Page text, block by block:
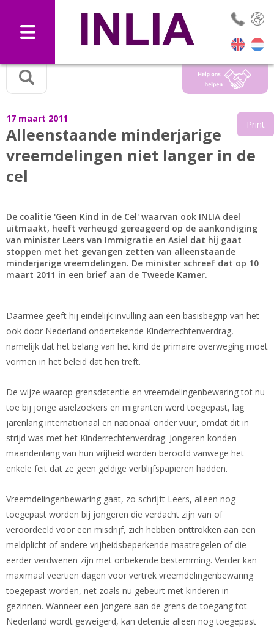
17 maart 2011
Alleenstaande minderjarige
vreemdelingen niet langer in de
cel
Print
De coalitie 'Geen Kind in de Cel' waarvan ook INLIA deel
uitmaakt, heeft verheugd gereageerd op de aankondiging
van minister Leers van Immigratie en Asiel dat hij gaat
stoppen met het gevangen zetten van alleenstaande
minderjarige vreemdelingen. De minister schreef dat op 10
maart 2011 in een brief aan de Tweede Kamer.
Daarmee geeft hij eindelijk invulling aan een basisbegrip van het
ook door Nederland ondertekende Kinderrechtenverdrag,
namelijk dat het belang van het kind de primaire overweging moet
vormen in het beleid dat hen treft.
De wijze waarop grensdetentie en vreemdelingenbewaring tot nu
toe bij jonge asielzoekers en migranten werd toegepast, lag
jarenlang internationaal en nationaal onder vuur, omdat dit in
strijd was met het Kinderrechtenverdrag. Jongeren konden
maandenlang van hun vrijheid worden beroofd vanwege het
enkele feit dat ze geen geldige verblijfspapieren hadden.
Vreemdelingenbewaring gaat, zo schrijft Leers, alleen nog
toegepast worden bij jongeren die verdacht zijn van of
veroordeeld voor een misdrijf, zich hebben onttrokken aan een
meldplicht of andere vrijheidsbeperkende maatregelen of die
eerder verdwenen zijn met onbekende bestemming. Verder kan
maximaal veertien dagen voor vertrek vreemdelingenbewaring
toegepast worden, net zoals nu gebeurt met kinderen in
gezinnen. Wanneer een jongere aan de grens de toegang tot
Nederland wordt geweigerd, kan detentie alleen nog toegepast